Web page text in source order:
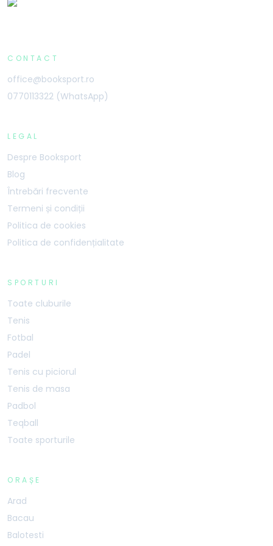
CONTACT
office@booksport.ro
0770113322 (WhatsApp)
LEGAL
Despre Booksport
Blog
Întrebări frecvente
Termeni și condiții
Politica de cookies
Politica de confidențialitate
SPORTURI
Toate cluburile
Tenis
Fotbal
Padel
Tenis cu piciorul
Tenis de masa
Padbol
Teqball
Toate sporturile
ORAȘE
Arad
Bacau
Balotesti